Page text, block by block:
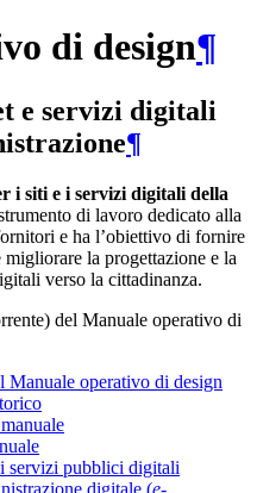
di design¶
e servizi digitali
¶
i siti e i servizi digitali della
di lavoro dedicato alla
e ha l’obiettivo di fornire
la progettazione e la
verso la cittadinanza.
del Manuale operativo di
Manuale operativo di design
servizi pubblici digitali
digitale (e-